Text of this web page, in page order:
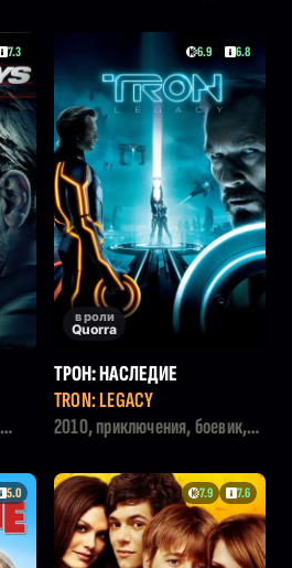
7.3 6.9 6.8
в роли
Quorra
ТРОН: НАСЛЕДИЕ
TRON: LEGACY
2010, приключения, боевик,
5.0 7.9 7.6